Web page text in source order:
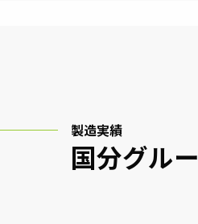
製造実績
国分グル